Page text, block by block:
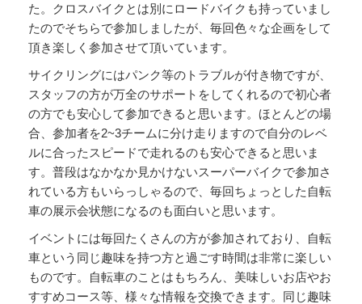
た。クロスバイクとは別にロードバイクも持っていまし
たのでそちらで参加しましたが、毎回色々な企画をして
頂き楽しく参加させて頂いています。
サイクリングにはパンク等のトラブルが付き物ですが、
スタッフの方が万全のサポートをしてくれるので初心者
の方でも安心して参加できると思います。ほとんどの場
合、参加者を2~3チームに分け走りますので自分のレベ
ルに合ったスピードで走れるのも安心できると思いま
す。普段はなかなか見かけないスーパーバイクで参加さ
れている方もいらっしゃるので、毎回ちょっとした自転
車の展示会状態になるのも面白いと思います。
イベントには毎回たくさんの方が参加されており、自転
車という同じ趣味を持つ方と過ごす時間は非常に楽しい
ものです。自転車のことはもちろん、美味しいお店やお
すすめコース等、様々な情報を交換できます。同じ趣味